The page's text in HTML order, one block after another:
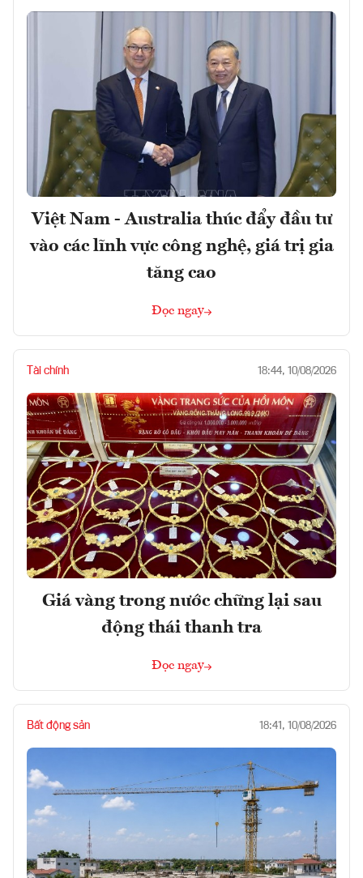
Việt Nam - Australia thúc đẩy đầu tư
vào các lĩnh vực công nghệ, giá trị gia
tăng cao
Đọc ngay
Tài chính 18:44, 10/08/2026
Giá vàng trong nước chững lại sau
động thái thanh tra
Đọc ngay
Bất động sản 18:41, 10/08/2026